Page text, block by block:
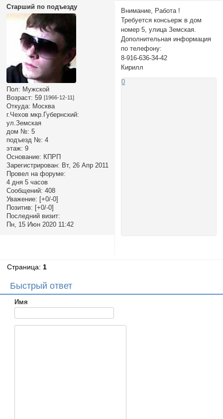
Старший по подъезду
Пол: Мужской
Возраст: 59 [1966-12-11]
Откуда: Москва
г.Чехов мкр.Губернский:
ул.Земская
дом №: 5
подъезд №: 4
этаж: 9
Основание: КПРП
Зарегистрирован: Вт, 26 Апр 2011
Провел на форуме:
4 дня 5 часов
Сообщений: 408
Уважение: [+0/-0]
Позитив: [+0/-0]
Последний визит:
Пн, 15 Июн 2020 11:42
Внимание, Работа !
Требуется консьерж в дом
номер 5, улица Земская.
Дополнительная информация
по телефону:
8-916-636-34-42
Кирилл
0
Страница: 1
Быстрый ответ
Имя